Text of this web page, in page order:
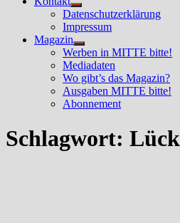
Untermenü
anzeigen
Datenschutzerklärung
Impressum
Magazin
Untermenü
anzeigen
Werben in MITTE bitte!
Mediadaten
Wo gibt’s das Magazin?
Ausgaben MITTE bitte!
Abonnement
Schlagwort: